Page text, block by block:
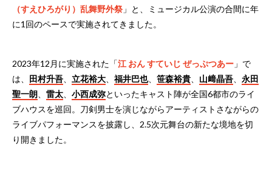
（すえひろがり）乱舞野外祭 」と、ミュージカル公演の合間に年
に1回のペースで実施されてきました。
2023年12月に実施された「江 おん すていじ ぜっぷつあー 」で
は、 田村升吾 立花裕大 福井巴也、 笹森裕貴 山﨑晶吾
永田
聖一朗
雷太 小西成弥といったキャスト陣が全国6都市のライ
ブハウスを巡回。刀剣男士を演じながらアーティストさながらの
ライブパフォーマンスを披露し、2.5次元舞台の新たな境地を切
り開きました。